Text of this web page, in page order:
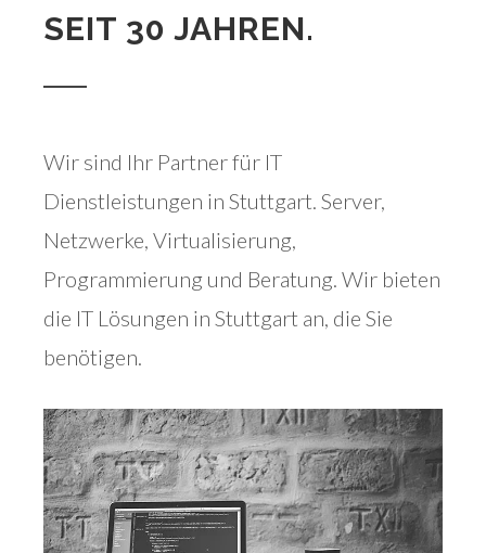
SEIT 30 JAHREN.
Wir sind Ihr Partner für IT
Dienstleistungen in Stuttgart. Server,
Netzwerke, Virtualisierung,
Programmierung und Beratung. Wir bieten
die IT Lösungen in Stuttgart an, die Sie
benötigen.